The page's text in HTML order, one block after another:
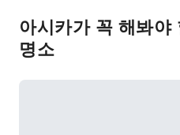
아시카가 꼭 해봐야
명소